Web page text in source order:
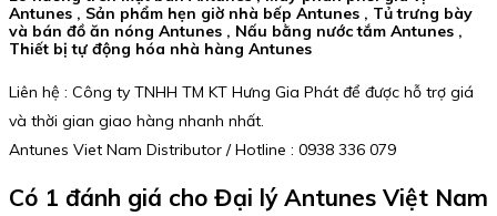
Antunes , Sản phẩm hẹn giờ nhà bếp Antunes , Tủ trưng bày
và bán đồ ăn nóng Antunes , Nấu bằng nước tắm Antunes ,
Thiết bị tự động hóa nhà hàng Antunes
Liên hệ : Công ty TNHH TM KT Hưng Gia Phát để được hỗ trợ giá
và thời gian giao hàng nhanh nhất.
Antunes Viet Nam Distributor / Hotline : 0938 336 079
Có 1 đánh giá cho Đại lý Antunes Việt Nam